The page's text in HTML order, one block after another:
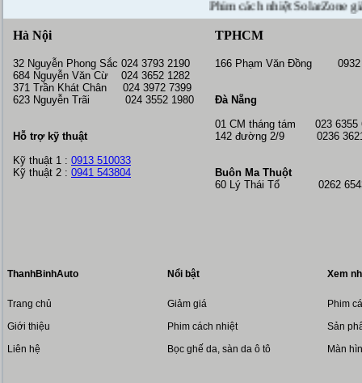
Phim cách nhiệt SolarZone giảm
Hà Nội
32 Nguyễn Phong Sắc 024 3793 2190
684 Nguyễn Văn Cừ 024 3652 1282
371 Trần Khát Chân 024 3972 7399
623 Nguyễn Trãi 024 3552 1980
Hỗ trợ kỹ thuật
Kỹ thuật 1 : 0913 510033
Kỹ thuật 2 : 0941 543804
TPHCM
166 Phạm Văn Đồng 0932
Đà Nẵng
01 CM tháng tám 023 6355
142 đường 2/9 0236
Buôn Ma Thuột
60 Lý Thái Tổ 0262
ThanhBinhAuto
Trang chủ
Giới thiệu
Liên hệ
Nổi bật
Giảm giá
Phim cách nhiệt
Bọc ghế da, sàn da ô tô
Xem
Phim
Sản
Màn